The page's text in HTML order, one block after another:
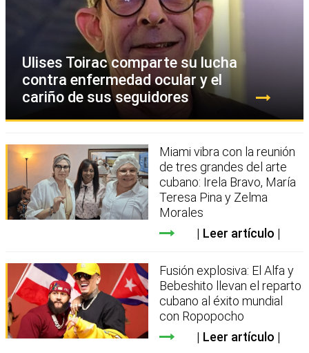
Ulises Toirac comparte su lucha
contra enfermedad ocular y el
cariño de sus seguidores
Miami vibra con la reunión
de tres grandes del arte
cubano: Irela Bravo, María
Teresa Pina y Zelma
Morales
Leer artículo
Fusión explosiva: El Alfa y
Bebeshito llevan el reparto
cubano al éxito mundial
con Ropopocho
Leer artículo